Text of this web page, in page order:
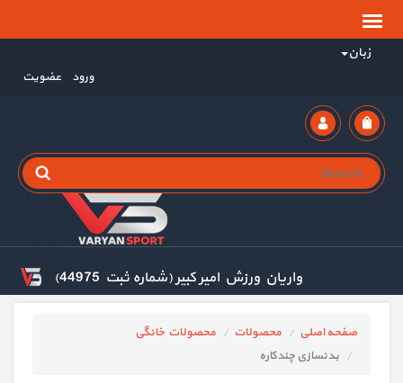
زبان
ورود عضویت
واریان ورزش امیر کبیر (شماره ثبت 44975)
صفحه اصلی محصولات
محصولات خانگی
بدنسازی چندکاره